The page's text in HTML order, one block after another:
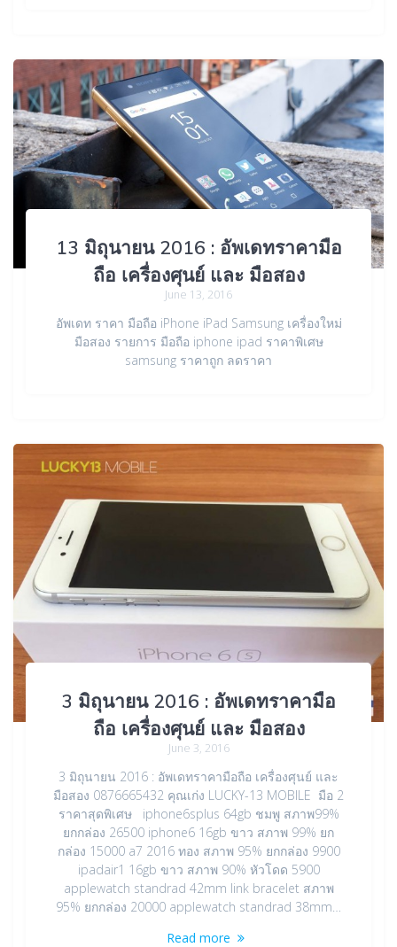
13 มิถุนายน 2016 : อัพเดทราคามือ
ถือ เครื่องศุนย์ และ มือสอง
June 13, 2016
อัพเดท ราคา มือถือ iPhone iPad Samsung เครื่องใหม่
มือสอง รายการ มือถือ iphone ipad ราคาพิเศษ
samsung ราคาถูก ลดราคา
3 มิถุนายน 2016 : อัพเดทราคามือ
ถือ เครื่องศุนย์ และ มือสอง
June 3, 2016
3 มิถุนายน 2016 : อัพเดทราคามือถือ เครื่องศุนย์ และ
มือสอง 0876665432 คุณเก่ง LUCKY-13 MOBILE มือ 2
ราคาสุดพิเศษ iphone6splus 64gb ชมพู สภาพ99%
ยกกล่อง 26500 iphone6 16gb ขาว สภาพ 99% ยก
กล่อง 15000 a7 2016 ทอง สภาพ 95% ยกกล่อง 9900
ipadair1 16gb ขาว สภาพ 90% หัวโดด 5900
applewatch standrad 42mm link bracelet สภาพ
95% ยกกล่อง 20000 applewatch standrad 38mm…
Read more